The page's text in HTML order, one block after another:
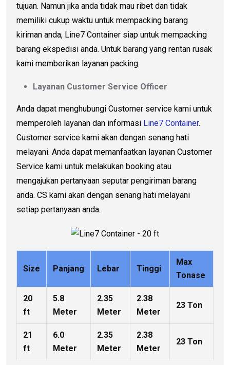
tujuan. Namun jika anda tidak mau ribet dan tidak
memiliki cukup waktu untuk mempacking barang
kiriman anda, Line7 Container siap untuk mempacking
barang ekspedisi anda. Untuk barang yang rentan rusak
kami memberikan layanan packing.
Layanan Customer Service Officer
Anda dapat menghubungi Customer service kami untuk
memperoleh layanan dan informasi Line7 Container.
Customer service kami akan dengan senang hati
melayani. Anda dapat memanfaatkan layanan Customer
Service kami untuk melakukan booking atau
mengajukan pertanyaan seputar pengiriman barang
anda. CS kami akan dengan senang hati melayani
setiap pertanyaan anda.
Size Panjang Lebar Tinggi
Max
Tonase
20
ft
5.8
Meter
2.35
Meter
2.38
Meter
23 Ton
21
ft
6.0
Meter
2.35
Meter
2.38
Meter
23 Ton